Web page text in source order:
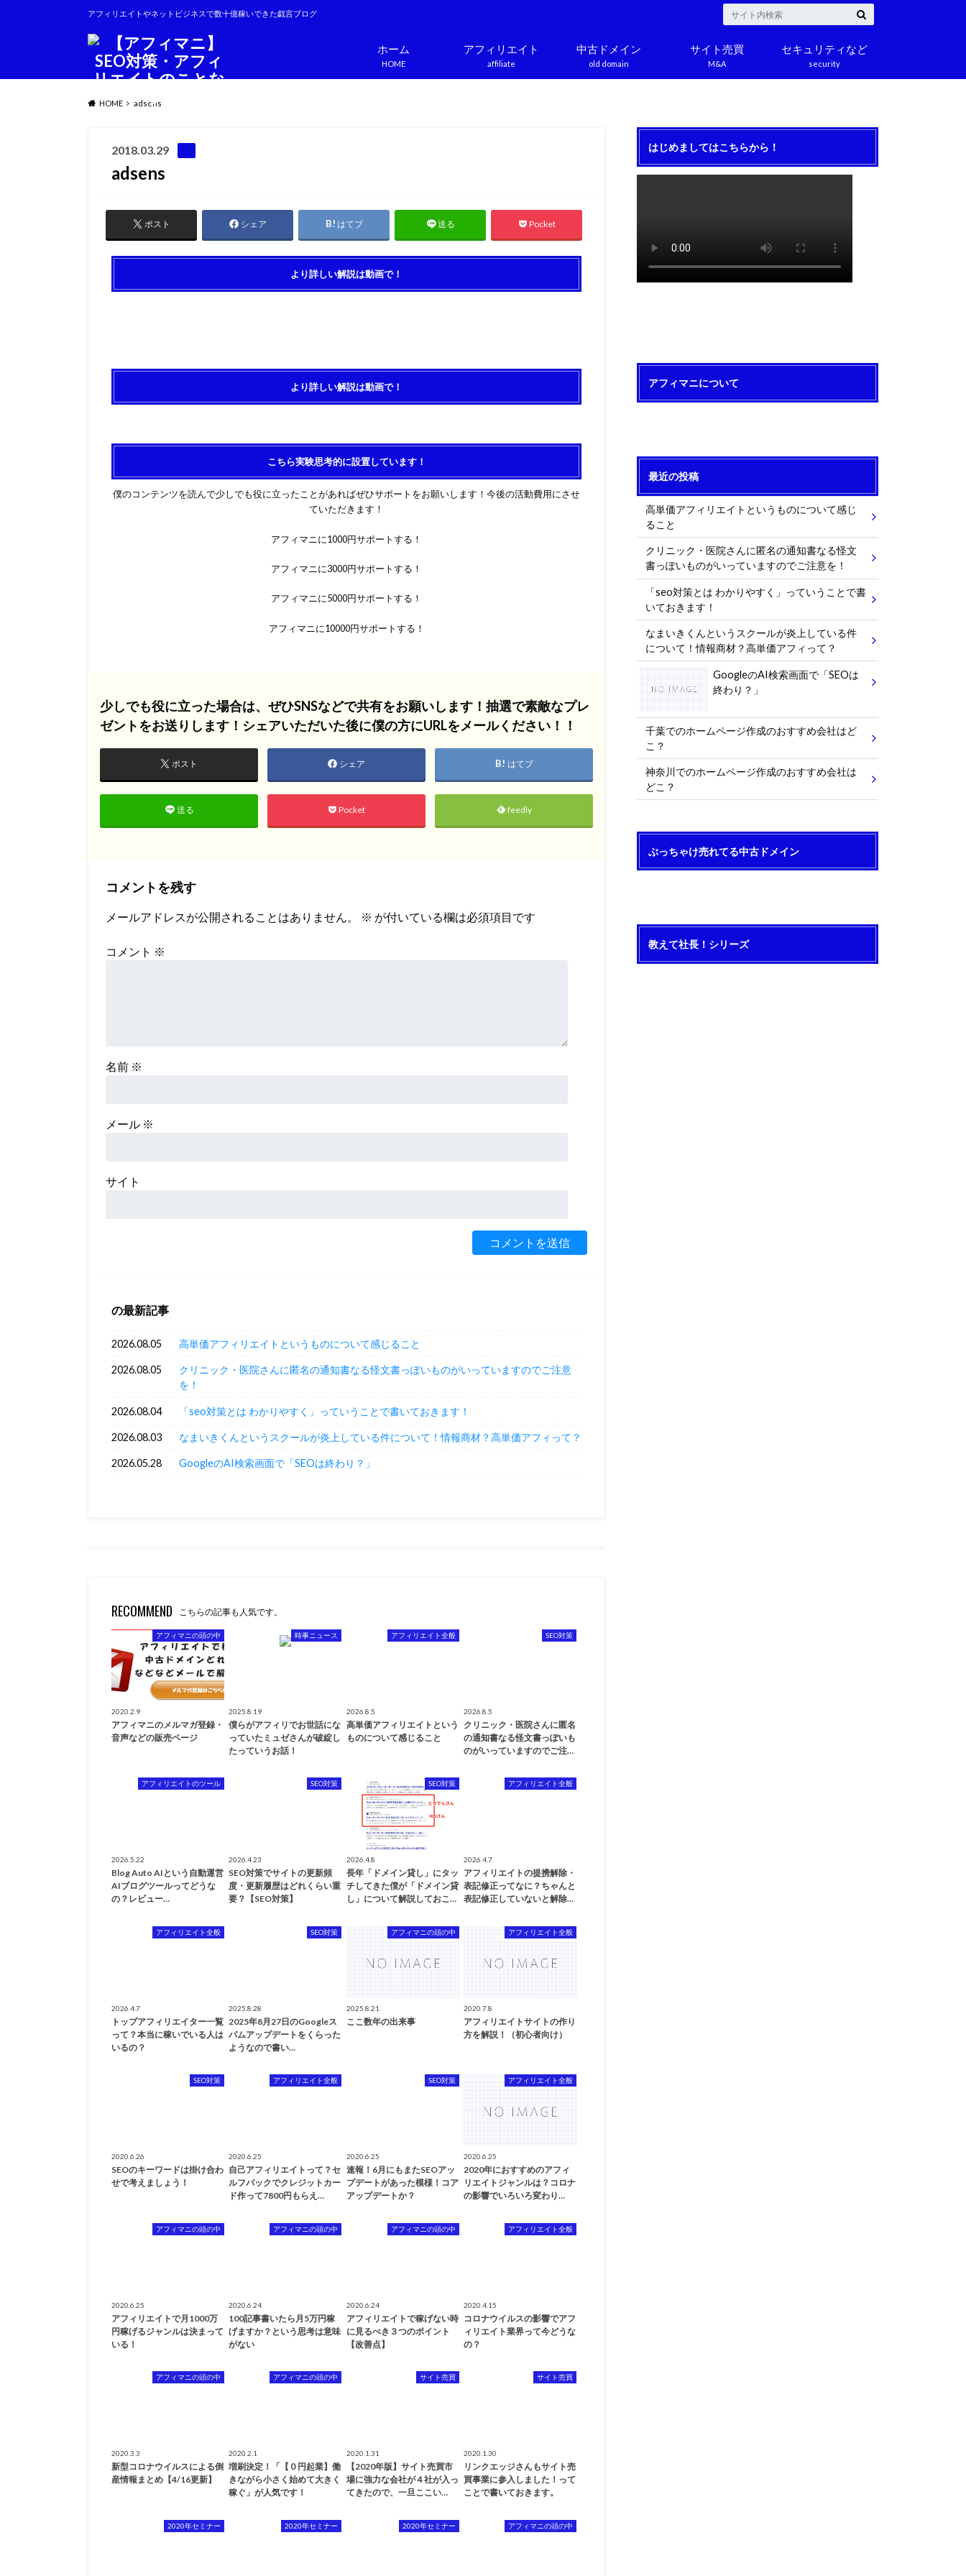
アフィリエイトやネットビジネスで数十億稼いできた戯言ブログ
HOME
ホーム
affiliate
アフィリエイト
old domain
中古ドメイン
M&A
サイト売買
security
セキュリティなど
HOME adsens
2018.03.29
adsens
ポスト シェア はてブ 送る Pocket
より詳しい解説は動画で！
より詳しい解説は動画で！
こちら実験思考的に設置しています！
僕のコンテンツを読んで少しでも役に立ったことがあればぜひサポートをお願いします！今後の活動費用にさせ
ていただきます！
アフィマニに1000円サポートする！
アフィマニに3000円サポートする！
アフィマニに5000円サポートする！
アフィマニに10000円サポートする！
少しでも役に立った場合は、ぜひSNSなどで共有をお願いします！抽選で素敵なプレ
ゼントをお送りします！シェアいただいた後に僕の方にURLをメールください！！
ポスト シェア はてブ
送る Pocket feedly
コメントを残す
メールアドレスが公開されることはありません。 ※ が付いている欄は必須項目です
コメント ※
名前 ※
メール ※
サイト
の最新記事
2026.08.05 高単価アフィリエイトというものについて感じること
2026.08.05
クリニック・医院さんに匿名の通知書なる怪文書っぽいものがいっていますのでご注意
を！
2026.08.04 「seo対策とは わかりやすく」っていうことで書いておきます！
2026.08.03 なまいきくんというスクールが炎上している件について！情報商材？高単価アフィって？
2026.05.28 GoogleのAI検索画面で「SEOは終わり？」
RECOMMEND こちらの記事も人気です。
アフィマニの頭の中
2020.2.9
アフィマニのメルマガ登録・
音声などの販売ページ
時事ニュース
2025.8.19
僕らがアフィリでお世話にな
っていたミュゼさんが破綻し
たっていうお話！
アフィリエイト全般
2026.8.5
高単価アフィリエイトという
ものについて感じること
SEO対策
2026.8.5
クリニック・医院さんに匿名
の通知書なる怪文書っぽいも
のがいっていますのでご注…
アフィリエイトのツール
2026.5.22
Blog Auto AIという自動運営
AIブログツールってどうな
の？レビュー…
SEO対策
2026.4.23
SEO対策でサイトの更新頻
度・更新履歴はどれくらい重
要？【SEO対策】
SEO対策
2026.4.8
長年「ドメイン貸し」にタッ
チしてきた僕が「ドメイン貸
し」について解説しておこ…
アフィリエイト全般
2026.4.7
アフィリエイトの提携解除・
表記修正ってなに？ちゃんと
表記修正していないと解除…
アフィリエイト全般
2026.4.7
トップアフィリエイター一覧
って？本当に稼いでいる人は
いるの？
SEO対策
2025.8.28
2025年8月27日のGoogleス
パムアップデートをくらった
ようなので書い…
アフィマニの頭の中
2025.8.21
ここ数年の出来事
アフィリエイト全般
2020.7.8
アフィリエイトサイトの作り
方を解説！（初心者向け）
SEO対策
2020.6.26
SEOのキーワードは掛け合わ
せで考えましょう！
アフィリエイト全般
2020.6.25
自己アフィリエイトって？セ
ルフバックでクレジットカー
ド作って7800円もらえ…
SEO対策
2020.6.25
速報！6月にもまたSEOアッ
プデートがあった模様！コア
アップデートか？
アフィリエイト全般
2020.6.25
2020年におすすめのアフィ
リエイトジャンルは？コロナ
の影響でいろいろ変わり…
アフィマニの頭の中
2020.6.25
アフィリエイトで月1000万
円稼げるジャンルは決まって
いる！
アフィマニの頭の中
2020.6.24
100記事書いたら月5万円稼
げますか？という思考は意味
がない
アフィマニの頭の中
2020.6.24
アフィリエイトで稼げない時
に見るべき３つのポイント
【改善点】
アフィリエイト全般
2020.4.15
コロナウイルスの影響でアフ
ィリエイト業界って今どうな
の？
アフィマニの頭の中
2020.3.3
新型コロナウイルスによる倒
産情報まとめ【4/16更新】
アフィマニの頭の中
2020.2.1
増刷決定！「【０円起業】働
きながら小さく始めて大きく
稼ぐ」が人気です！
サイト売買
2020.1.31
【2020年版】サイト売買市
場に強力な会社が４社が入っ
てきたので、一旦ここい…
サイト売買
2020.1.30
リンクエッジさんもサイト売
買事業に参入しました！って
ことで書いておきます。
2020年セミナー 2020年セミナー 2020年セミナー アフィマニの頭の中
はじめましてはこちらから！
アフィマニについて
最近の投稿
高単価アフィリエイトというものについて感じ
ること
クリニック・医院さんに匿名の通知書なる怪文
書っぽいものがいっていますのでご注意を！
「seo対策とは わかりやすく」っていうことで書
いておきます！
なまいきくんというスクールが炎上している件
について！情報商材？高単価アフィって？
GoogleのAI検索画面で「SEOは
終わり？」
千葉でのホームページ作成のおすすめ会社はど
こ？
神奈川でのホームページ作成のおすすめ会社は
どこ？
ぶっちゃけ売れてる中古ドメイン
教えて社長！シリーズ